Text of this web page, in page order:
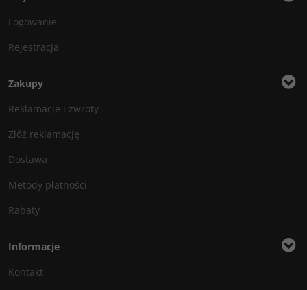
Logowanie
Rejestracja
Zakupy
Reklamacje i zwroty
Złóż reklamację
Dostawa
Metody płatności
Rabaty
Informacje
Kontakt